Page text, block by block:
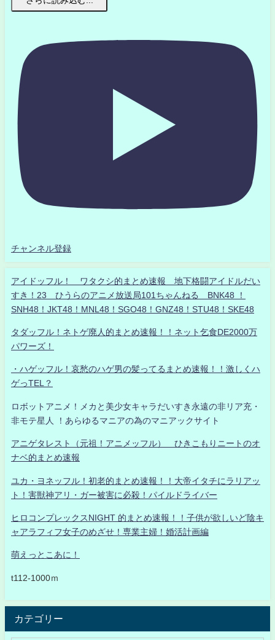
チャンネル登録
アイドッフル！ ワタクシ的まとめ速報 地下格闘アイドルだい
すき！23 ひうらのアニメ放送局101ちゃんねる BNK48 ！
SNH48！JKT48！MNL48！SGO48！GNZ48！STU48！SKE48
タダッフル！ネトゲ廃人的まとめ速報！！ネット乞食DE2000万
パワーズ！
・ハゲッフル！哀愁のハゲ男の髪ってるまとめ速報！！激しくハ
ゲっTEL？
ロボットアニメ！メカと美少女キャラだいすき永遠の非リア充・
非モテ星人 ！あらゆるマニアの為のマニアックサイト
アニゲタレスト（元祖！アニメッフル） ひきこもりニートのオ
ナベ的まとめ速報
ユカ・ヨネッフル！初老的まとめ速報！！大帝イタチにラリアッ
ト！害獣神アリ・ガー被害に必殺！パイルドライバー
ヒロコンプレックスNIGHT 的まとめ速報！！子供が欲しいど陰キ
ャアラフィフ女子のめざせ！専業主婦！婚活計画編
萌えっとこあに！
t112-1000ｍ
カテゴリー